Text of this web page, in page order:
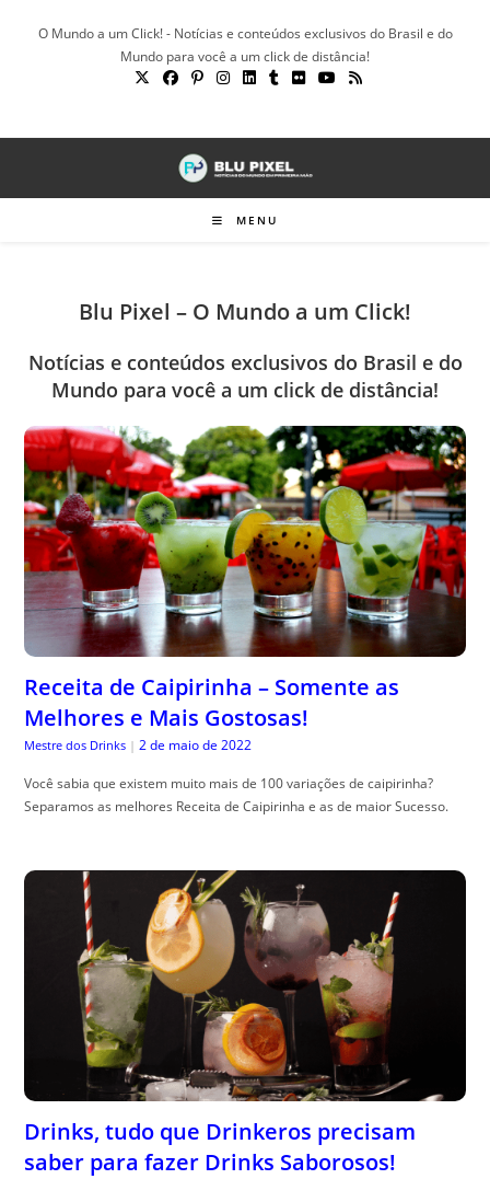
O Mundo a um Click! - Notícias e conteúdos exclusivos do Brasil e do
Mundo para você a um click de distância!
MENU
Blu Pixel – O Mundo a um Click!
Notícias e conteúdos exclusivos do Brasil e do
Mundo para você a um click de distância!
Receita de Caipirinha – Somente as
Melhores e Mais Gostosas!
Mestre dos Drinks | 2 de maio de 2022
Você sabia que existem muito mais de 100 variações de caipirinha?
Separamos as melhores Receita de Caipirinha e as de maior Sucesso.
Drinks, tudo que Drinkeros precisam
saber para fazer Drinks Saborosos!